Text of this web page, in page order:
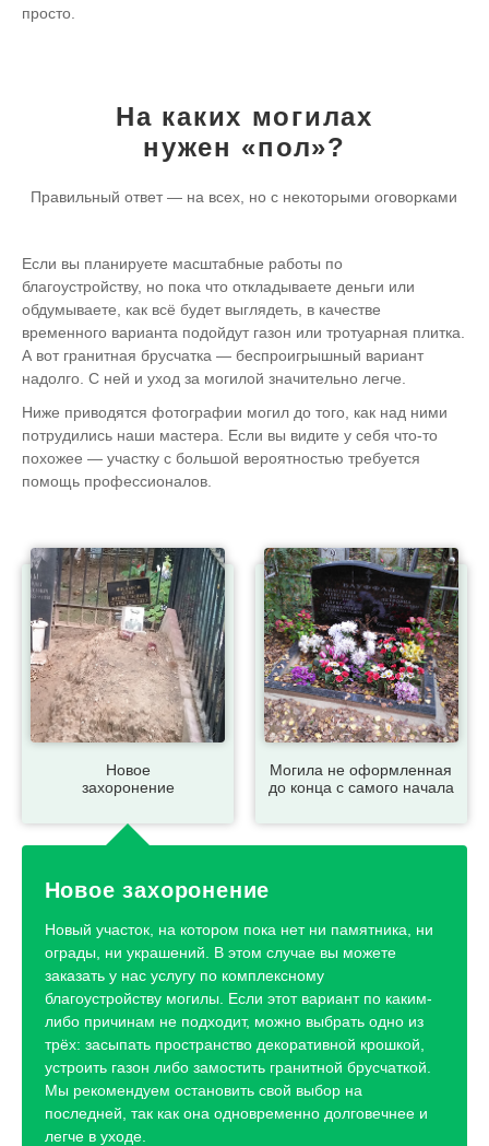
просто.
На каких могилах
нужен «пол»?
Правильный ответ — на всех, но с некоторыми оговорками
Если вы планируете масштабные работы по
благоустройству, но пока что откладываете деньги или
обдумываете, как всё будет выглядеть, в качестве
временного варианта подойдут газон или тротуарная плитка.
А вот гранитная брусчатка — беспроигрышный вариант
надолго. С ней и уход за могилой значительно легче.
Ниже приводятся фотографии могил до того, как над ними
потрудились наши мастера. Если вы видите у себя что-то
похожее — участку с большой вероятностью требуется
помощь профессионалов.
Новое
захоронение
Могила не оформленная
до конца с самого начала
Новое захоронение
Новый участок, на котором пока нет ни памятника, ни
ограды, ни украшений. В этом случае вы можете
заказать у нас услугу по комплексному
благоустройству могилы. Если этот вариант по каким-
либо причинам не подходит, можно выбрать одно из
трёх: засыпать пространство декоративной крошкой,
устроить газон либо замостить гранитной брусчаткой.
Мы рекомендуем остановить свой выбор на
последней, так как она одновременно долговечнее и
легче в уходе.